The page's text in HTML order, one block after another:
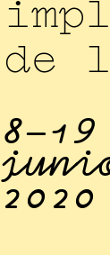
de
8-19
2020